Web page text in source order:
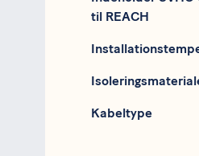
til REACH
Kabeltype